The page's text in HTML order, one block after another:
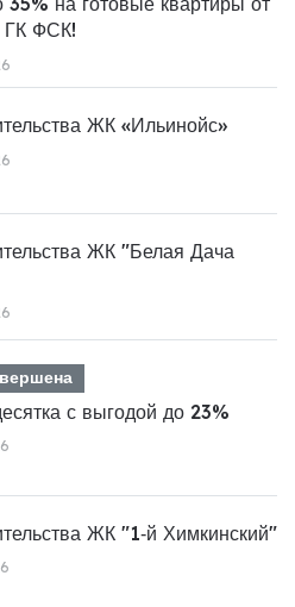
ГК ФСК!
ЖК «Ильинойс»
ЖК "Белая Дача
с выгодой до 23%
ЖК "1‑й Химкинский"